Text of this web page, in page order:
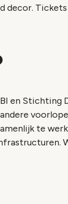
decor.
en Stichting
te